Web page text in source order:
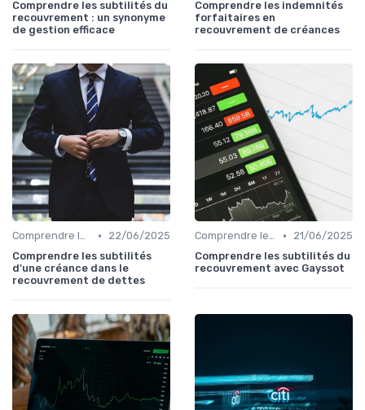
Comprendre les subtilités du
recouvrement : un synonyme
de gestion efficace
Comprendre les indemnités
forfaitaires en
recouvrement de créances
Comprendre le Recouvrement de Créances •
22/06/2025
Comprendre les subtilités
d'une créance dans le
recouvrement de dettes
Comprendre le Recouvrement de Créances •
21/06/2025
Comprendre les subtilités du
recouvrement avec Gayssot